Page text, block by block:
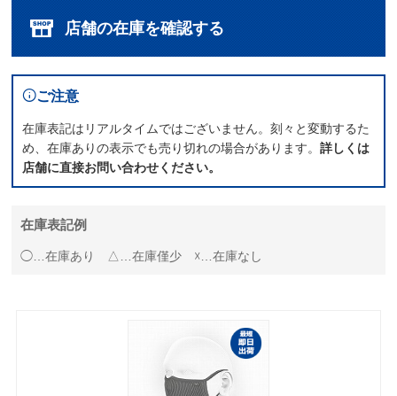
店舗の在庫を確認する
ご注意
在庫表記はリアルタイムではございません。刻々と変動するた
め、在庫ありの表示でも売り切れの場合があります。詳しくは
店舗に直接お問い合わせください。
在庫表記例
◯…在庫あり △…在庫僅少 ☓…在庫なし